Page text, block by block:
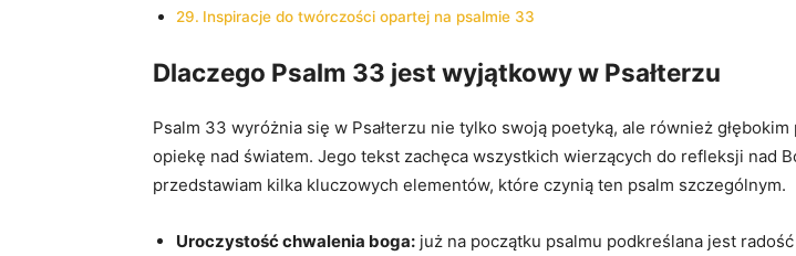
Inspiracje do twórczości opartej na psalmie 33
Dlaczego Psalm 33 jest wyjątkowy w Psałterzu
Psalm 33 wyróżnia się w Psałterzu nie tylko swoją poetyką, ale również
opiekę nad światem. Jego tekst zachęca wszystkich wierzących do refleksji nad
przedstawiam kilka kluczowych elementów, które czynią ten psalm szczególnym.
Uroczystość chwalenia boga: już na początku psalmu podkreślana jest